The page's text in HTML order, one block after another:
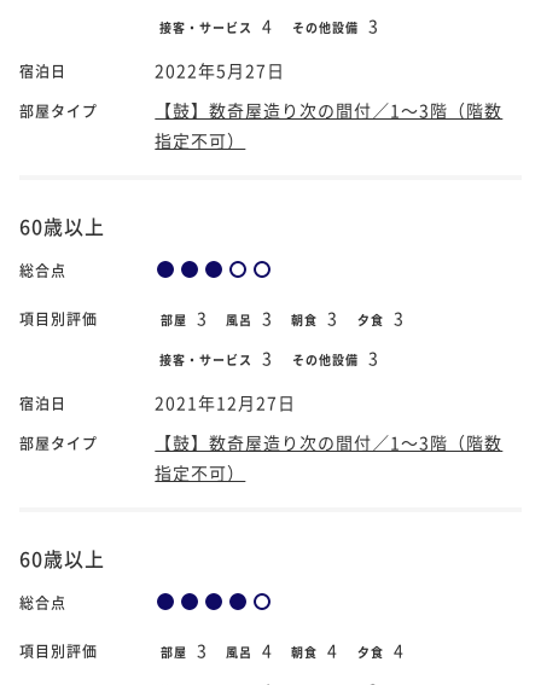
接客・サービス 4 その他設備 3
宿泊日 2022年5月27日
部屋タイプ
【鼓】数奇屋造り次の間付／1～3階（階数
指定不可）
60歳以上
総合点
項目別評価 部屋 3 風呂 3 朝食 3 夕食 3
接客・サービス 3 その他設備 3
宿泊日 2021年12月27日
部屋タイプ
【鼓】数奇屋造り次の間付／1～3階（階数
指定不可）
60歳以上
総合点
項目別評価 部屋 3 風呂 4 朝食 4 夕食 4